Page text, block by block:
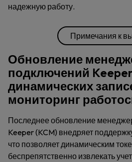
надежную работу.
Примечания к
Обновление
подключений
динамических
мониторинг
Последнее обновление
Keeper (KCM) внедряет
что позволяет динамическим
беспрепятственно извлекать